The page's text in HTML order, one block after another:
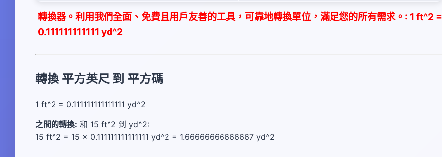
轉換器。利用我們全面、免費且用戶友善的工具，可靠地轉換單位，滿足您的所有需求。: 1 ft^2 =
0.111111111111 yd^2
轉換 平方英尺 到 平方碼
1 ft^2 = 0.111111111111111 yd^2
之間的轉換: 和 15 ft^2 到 yd^2:
15 ft^2 = 15 × 0.111111111111111 yd^2 = 1.66666666666667 yd^2